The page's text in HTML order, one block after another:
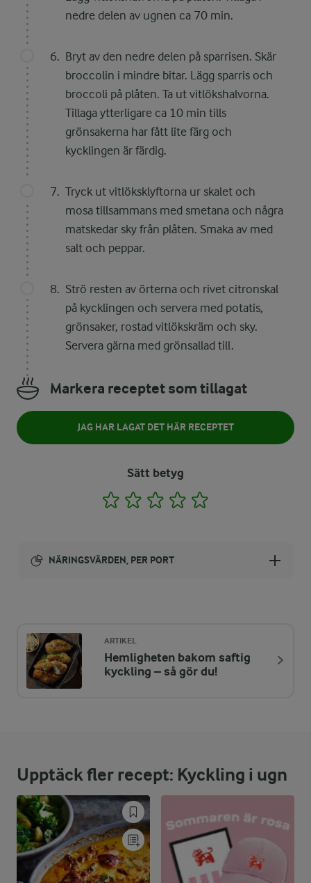
nedre delen av ugnen ca 70 min.
Bryt av den nedre delen på sparrisen. Skär
broccolin i mindre bitar. Lägg sparris och
broccoli på plåten. Ta ut vitlökshalvorna.
Tillaga ytterligare ca 10 min tills
grönsakerna har fått lite färg och
kycklingen är färdig.
Tryck ut vitlöksklyftorna ur skalet och
mosa tillsammans med smetana och några
matskedar sky från plåten. Smaka av med
salt och peppar.
Strö resten av örterna och rivet citronskal
på kycklingen och servera med potatis,
grönsaker, rostad vitlökskräm och sky.
Servera gärna med grönsallad till.
Markera receptet som tillagat
JAG HAR LAGAT DET HÄR RECEPTET
Sätt betyg
1 2 3 4
NÄRINGSVÄRDEN, PER PORT
ENERGIDISTRIBUTION %
NÄRINGSVÄRDEN PER PORT
Fett:
60,2 %
89,4 g
Kolhydrater:
13,3 %
42,9 g
ARTIKEL
Hemligheten bakom saftig
kyckling – så gör du!
Upptäck fler recept: Kyckling i ugn